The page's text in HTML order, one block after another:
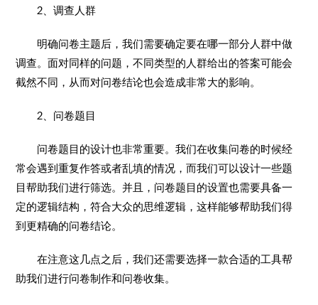
2、调查人群
明确问卷主题后，我们需要确定要在哪一部分人群中做
调查。面对同样的问题，不同类型的人群给出的答案可能会
截然不同，从而对问卷结论也会造成非常大的影响。
2、问卷题目
问卷题目的设计也非常重要。我们在收集问卷的时候经
常会遇到重复作答或者乱填的情况，而我们可以设计一些题
目帮助我们进行筛选。并且，问卷题目的设置也需要具备一
定的逻辑结构，符合大众的思维逻辑，这样能够帮助我们得
到更精确的问卷结论。
在注意这几点之后，我们还需要选择一款合适的工具帮
助我们进行问卷制作和问卷收集。